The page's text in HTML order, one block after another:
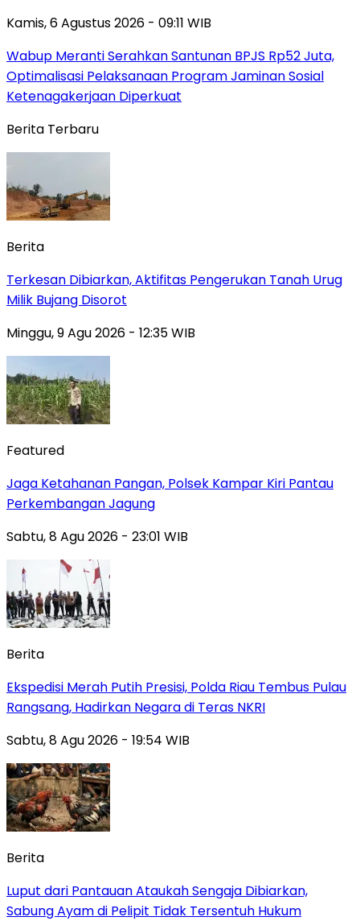
Kamis, 6 Agustus 2026 - 09:11 WIB
Wabup Meranti Serahkan Santunan BPJS Rp52 Juta,
Optimalisasi Pelaksanaan Program Jaminan Sosial
Ketenagakerjaan Diperkuat
Berita Terbaru
Berita
Terkesan Dibiarkan, Aktifitas Pengerukan Tanah Urug
Milik Bujang Disorot
Minggu, 9 Agu 2026 - 12:35 WIB
Featured
Jaga Ketahanan Pangan, Polsek Kampar Kiri Pantau
Perkembangan Jagung
Sabtu, 8 Agu 2026 - 23:01 WIB
Berita
Ekspedisi Merah Putih Presisi, Polda Riau Tembus Pulau
Rangsang, Hadirkan Negara di Teras NKRI
Sabtu, 8 Agu 2026 - 19:54 WIB
Berita
Luput dari Pantauan Ataukah Sengaja Dibiarkan,
Sabung Ayam di Pelipit Tidak Tersentuh Hukum